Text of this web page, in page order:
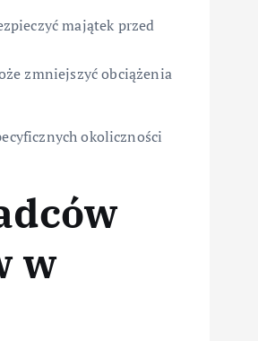
majątek przed
zmniejszyć obciążenia
okoliczności
w